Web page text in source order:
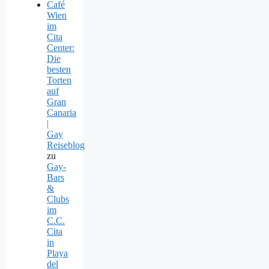
Café
Wien
im
Cita
Center:
Die
besten
Torten
auf
Gran
Canaria
|
Gay
Reiseblog
zu
Gay-
Bars
&
Clubs
im
C.C.
Cita
in
Playa
del